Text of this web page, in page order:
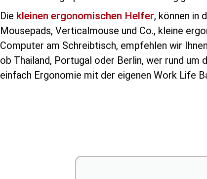
Die kleinen ergonomischen Helfer, können in
Mousepads, Verticalmouse und Co., kleine
Computer am Schreibtisch, empfehlen wir
ob Thailand, Portugal oder Berlin, wer rund
einfach Ergonomie mit der eigenen Work Life